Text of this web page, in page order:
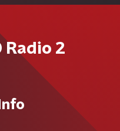
Radio 2
Info